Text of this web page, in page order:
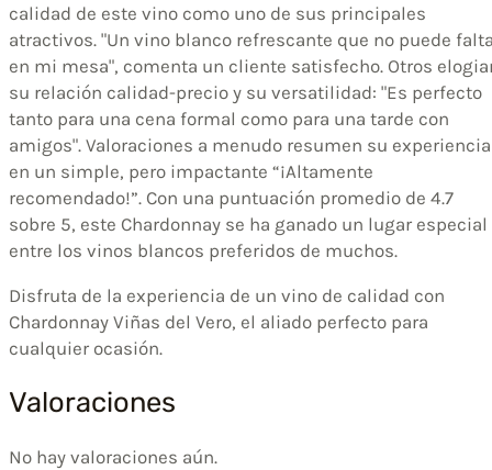
calidad de este vino como uno de sus principales
atractivos. "Un vino blanco refrescante que no puede
en mi mesa", comenta un cliente satisfecho. Otros
su relación calidad-precio y su versatilidad: "Es perfecto
tanto para una cena formal como para una tarde con
amigos". Valoraciones a menudo resumen su experiencia
en un simple, pero impactante “¡Altamente
recomendado!”. Con una puntuación promedio de 4.7
sobre 5, este Chardonnay se ha ganado un lugar especial
entre los vinos blancos preferidos de muchos.
Disfruta de la experiencia de un vino de calidad con
Chardonnay Viñas del Vero, el aliado perfecto para
cualquier ocasión.
Valoraciones
No hay valoraciones aún.